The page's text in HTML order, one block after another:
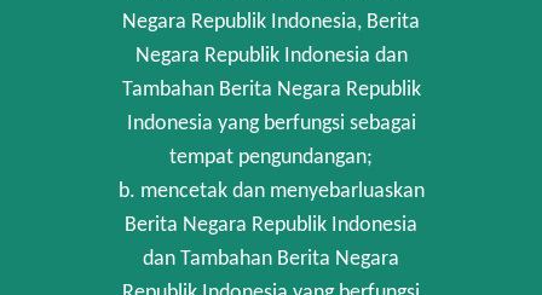
Negara Republik Indonesia, Berita
Negara Republik Indonesia dan
Tambahan Berita Negara Republik
Indonesia yang berfungsi sebagai
tempat pengundangan;
b. mencetak dan menyebarluaskan
Berita Negara Republik Indonesia
dan Tambahan Berita Negara